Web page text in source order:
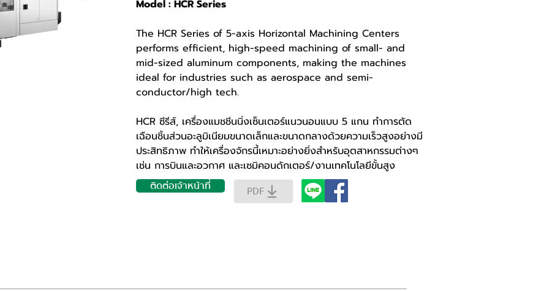
Model : HCR Series
The HCR Series of 5-axis Horizontal Machining Centers
performs efficient, high-speed machining of small- and
mid-sized aluminum components, making the machines
ideal for industries such as aerospace and semi-
conductor/high tech.
HCR ซีรีส์, เครื่องแมชชีนนิ่งเซ็นเตอร์แนวนอนแบบ 5 แกน ทำการตัด
เฉือนชิ้นส่วนอะลูมิเนียมขนาดเล็กและขนาดกลางด้วยความเร็วสูงอย่างมี
ประสิทธิภาพ ทำให้เครื่องจักรนี้เหมาะอย่างยิ่งสำหรับอุตสาหกรรมต่างๆ
เช่น การบินและอวกาศ และเซมิคอนดักเตอร์/งานเทคโนโลยีขั้นสูง
ติดต่อเจ้าหน้าที่ PDF